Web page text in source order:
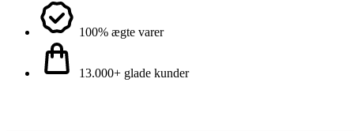
100% ægte varer
13.000+ glade kunder